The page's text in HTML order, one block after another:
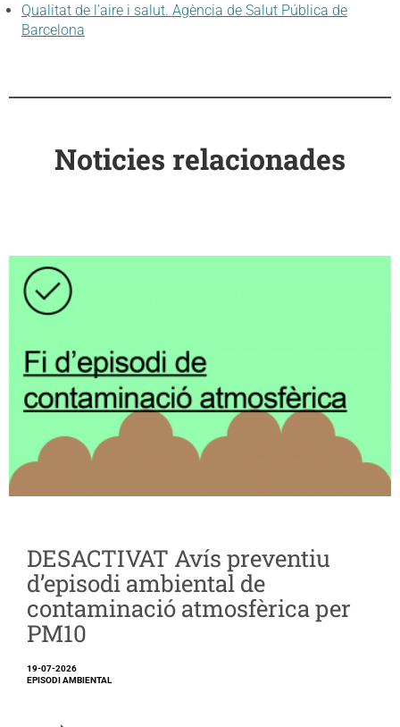
Qualitat de l’aire i salut. Agència de Salut Pública de
Barcelona
Noticies relacionades
DESACTIVAT Avís preventiu
d’episodi ambiental de
contaminació atmosfèrica per
PM10
19-07-2026
EPISODI AMBIENTAL